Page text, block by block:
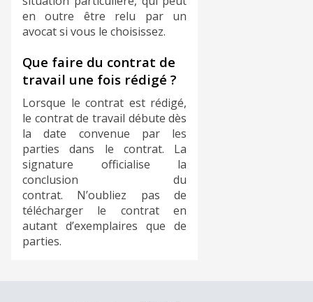
en outre être relu par un
avocat si vous le choisissez.
Que faire du contrat de
travail une fois rédigé ?
Lorsque le contrat est rédigé,
le contrat de travail débute dès
la date convenue par les
parties dans le contrat. La
signature officialise la
conclusion du
contrat. N’oubliez pas de
télécharger le contrat en
autant d’exemplaires que de
parties.